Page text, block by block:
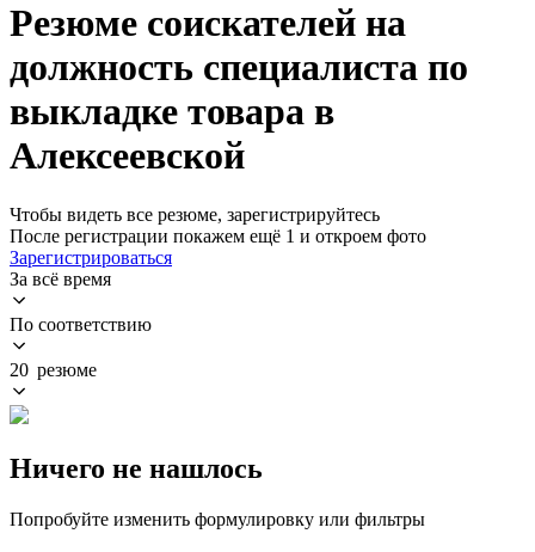
Резюме соискателей на
должность специалиста по
выкладке товара в
Алексеевской
Чтобы видеть все резюме, зарегистрируйтесь
После регистрации покажем ещё 1 и откроем фото
Зарегистрироваться
За всё время
По соответствию
20 резюме
Ничего не нашлось
Попробуйте изменить формулировку или фильтры